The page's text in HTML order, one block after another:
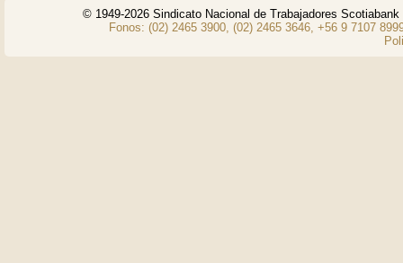
© 1949-2026 Sindicato Nacional de Trabajadores
Fonos: (02) 2465 3900, (02) 2465 3646, +56 9 7107